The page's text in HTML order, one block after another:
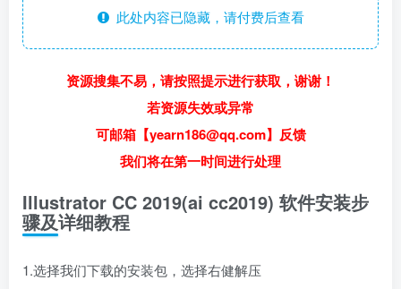
此处内容已隐藏，请付费后查看
资源搜集不易，请按照提示进行获取，谢谢！
若资源失效或异常
可邮箱【yearn186@qq.com】反馈
我们将在第一时间进行处理
Illustrator CC 2019(ai cc2019) 软件安装步
骤及详细教程
1.选择我们下载的安装包，选择右健解压